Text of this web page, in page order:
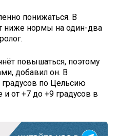
понижаться. В
ниже нормы на один-два
повышаться, поэтому
добавил он. В
градусов по Цельсию
от +7 до +9 градусов в